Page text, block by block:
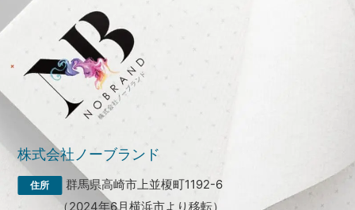
株式会社ノーブランド
群馬県高崎市上並榎町1192-6
（2024年6月横浜市より移転）